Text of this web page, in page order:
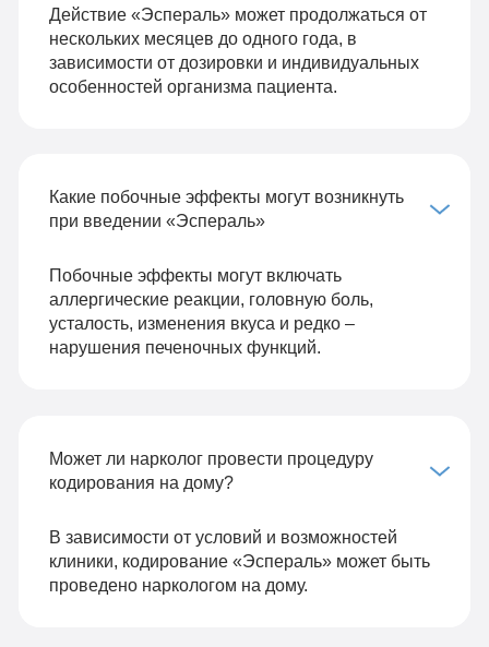
Действие «Эспераль» может продолжаться от
нескольких месяцев до одного года, в
зависимости от дозировки и индивидуальных
особенностей организма пациента.
Какие побочные эффекты могут возникнуть
при введении «Эспераль»
Побочные эффекты могут включать
аллергические реакции, головную боль,
усталость, изменения вкуса и редко –
нарушения печеночных функций.
Может ли нарколог провести процедуру
кодирования на дому?
В зависимости от условий и возможностей
клиники, кодирование «Эспераль» может быть
проведено наркологом на дому.